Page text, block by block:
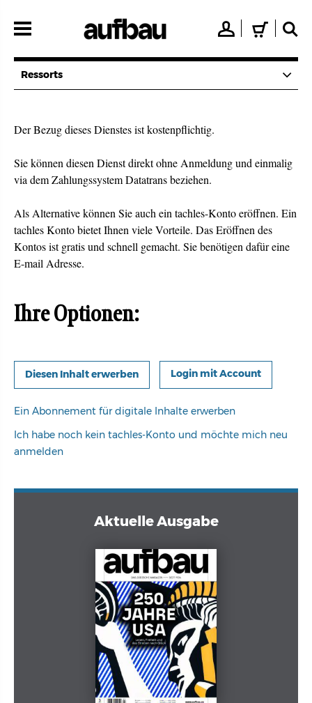
zum
👤 🛒 🔍
Ressorts
Der Bezug dieses Dienstes ist kostenpflichtig.
Sie können diesen Dienst direkt ohne Anmeldung und einmalig
via dem Zahlungssystem Datatrans beziehen.
Als Alternative können Sie auch ein tachles-Konto eröffnen. Ein
tachles Konto bietet Ihnen viele Vorteile. Das Eröffnen des
Kontos ist gratis und schnell gemacht. Sie benötigen dafür eine
E-mail Adresse.
Ihre Optionen:
Login mit Account
Ein Abonnement für digitale Inhalte erwerben
Ich habe noch kein tachles-Konto und möchte mich neu
anmelden
Aktuelle Ausgabe